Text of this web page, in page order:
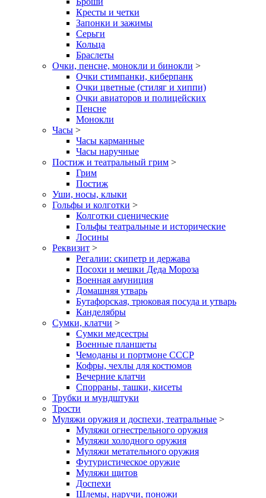
Кресты и четки
Запонки и зажимы
Серьги
Кольца
Браслеты
Очки, пенсне, монокли и бинокли >
Очки стимпанки, киберпанк
Очки цветные (стиляг и хиппи)
Очки авиаторов и полицейских
Пенсне
Монокли
Часы >
Часы карманные
Часы наручные
Постиж и театральный грим >
Грим
Постиж
Уши, носы, клыки
Гольфы и колготки >
Колготки сценические
Гольфы театральные и исторические
Лосины
Реквизит >
Регалии: скипетр и держава
Посохи и мешки Деда Мороза
Военная амуниция
Домашняя утварь
Бутафорская, трюковая посуда и утварь
Канделябры
Сумки, клатчи >
Сумки медсестры
Военные планшеты
Чемоданы и портмоне СССР
Кофры, чехлы для костюмов
Вечерние клатчи
Спорраны, ташки, кисеты
Трубки и мундштуки
Трости
Муляжи оружия и доспехи, театральные >
Муляжи огнестрельного оружия
Муляжи холодного оружия
Муляжи метательного оружия
Футуристическое оружие
Муляжи щитов
Доспехи
Шлемы, наручи, поножи